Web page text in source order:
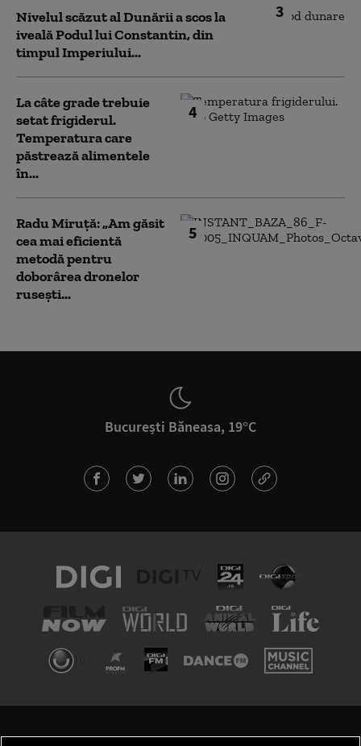
3
Nivelul scăzut al Dunării a scos la
iveală Podul lui Constantin, din
timpul Imperiului...
4
La câte grade trebuie
setat frigiderul.
Temperatura care
păstrează alimentele
în...
5
Radu Miruță: „Am găsit
cea mai eficientă
metodă pentru
doborârea dronelor
rusești...
București Băneasa, 19°C